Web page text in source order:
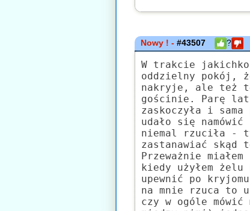
Nowy ! -#43507 ?
W trakcie
oddzielny pokój,
nakryje, ale też
gościnie. Parę lat
zaskoczyła i
udało się
niemal rzuciła -
zastanawiać
Przeważnie
kiedy użyłem
upewnić po
na mnie rzuca to
czy w ogóle